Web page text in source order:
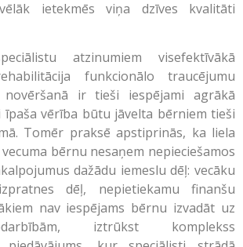
ietekmēs viņa dzīves kvalitāti
atzinumiem visefektīvākā
funkcionālo traucējumu
novēršanā ir tieši iespējami agrākā
īpaša vērība būtu jāvelta bērniem tieši
Tomēr praksē apstiprinās, ka liela
bērnu nesaņem nepieciešamos
dažādu iemeslu dēļ: vecāku
dēļ, nepietiekamu finanšu
nav iespējams bērnu izvadāt uz
iztrūkst komplekss